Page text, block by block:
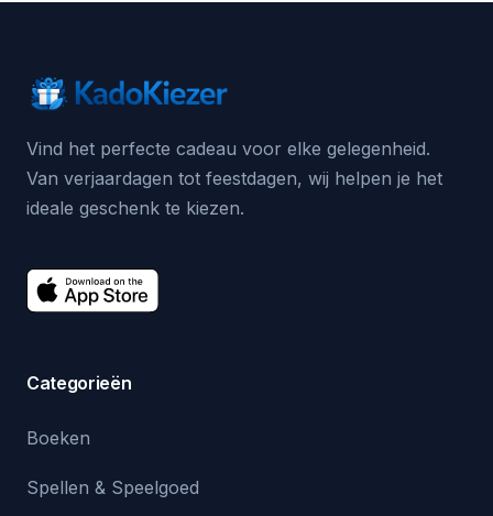
Vind het perfecte cadeau voor elke gelegenheid.
Van verjaardagen tot feestdagen, wij helpen je het
ideale geschenk te kiezen.
Categorieën
Boeken
Spellen & Speelgoed